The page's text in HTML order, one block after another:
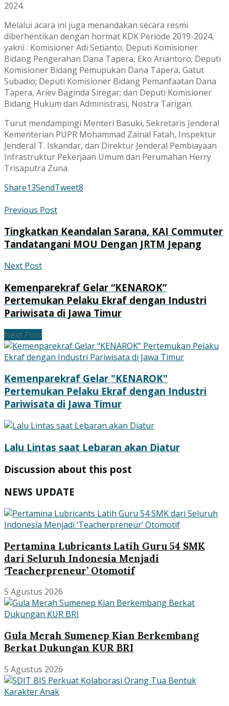
2024.
Melalui acara ini juga menandakan secara resmi
diberhentikan dengan hormat KDK Periode 2019-2024,
yakni : Komisioner Adi Setianto; Deputi Komisioner
Bidang Pengerahan Dana Tapera, Eko Ariantoro; Deputi
Komisioner Bidang Pemupukan Dana Tapera, Gatut
Subadio; Deputi Komisioner Bidang Pemanfaatan Dana
Tapera, Ariev Baginda Siregar; dan Deputi Komisioner
Bidang Hukum dan Administrasi, Nostra Tarigan.
Turut mendampingi Menteri Basuki, Sekretaris Jenderal
Kementerian PUPR Mohammad Zainal Fatah, Inspektur
Jenderal T. Iskandar, dan Direktur Jenderal Pembiayaan
Infrastruktur Pekerjaan Umum dan Perumahan Herry
Trisaputra Zuna.
Share13SendTweet8
Previous Post
Tingkatkan Keandalan Sarana, KAI Commuter
Tandatangani MOU Dengan JRTM Jepang
Next Post
Kemenparekraf Gelar “KENAROK”
Pertemukan Pelaku Ekraf dengan Industri
Pariwisata di Jawa Timur
Next Post
Kemenparekraf Gelar "KENAROK"
Pertemukan Pelaku Ekraf dengan Industri
Pariwisata di Jawa Timur
Lalu Lintas saat Lebaran akan Diatur
Discussion about this post
NEWS UPDATE
Pertamina Lubricants Latih Guru 54 SMK
dari Seluruh Indonesia Menjadi
‘Teacherpreneur’ Otomotif
5 Agustus 2026
Gula Merah Sumenep Kian Berkembang
Berkat Dukungan KUR BRI
5 Agustus 2026